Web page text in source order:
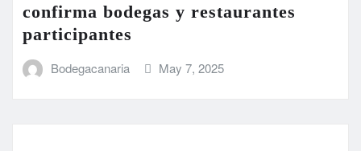
confirma bodegas y restaurantes
participantes
Bodegacanaria May 7, 2025